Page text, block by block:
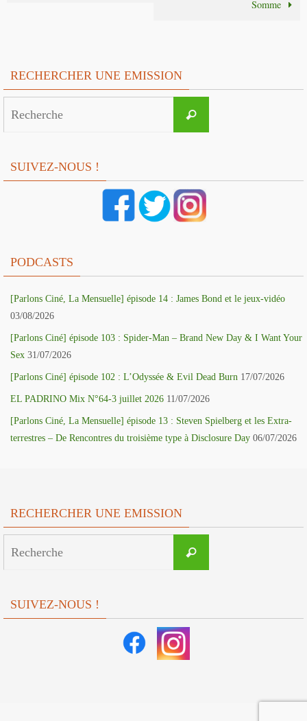
Somme
RECHERCHER UNE EMISSION
Recherche
SUIVEZ-NOUS !
PODCASTS
[Parlons Ciné, La Mensuelle] épisode 14 : James Bond et le jeux-vidéo
03/08/2026
[Parlons Ciné] épisode 103 : Spider-Man – Brand New Day & I Want Your
Sex 31/07/2026
[Parlons Ciné] épisode 102 : L’Odyssée & Evil Dead Burn 17/07/2026
EL PADRINO Mix N°64-3 juillet 2026 11/07/2026
[Parlons Ciné, La Mensuelle] épisode 13 : Steven Spielberg et les Extra-
terrestres – De Rencontres du troisième type à Disclosure Day 06/07/2026
RECHERCHER UNE EMISSION
Recherche
SUIVEZ-NOUS !